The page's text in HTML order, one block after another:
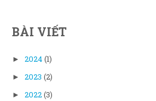
BÀI VIẾT
► 2024(1)
► 2023 (2)
► 2022(3)